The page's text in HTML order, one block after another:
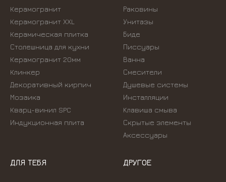
Керамогранит
Керамогранит XXL
Керамическая плитка
Столешница для кухни
Керамогранит 20мм
Клинкер
Декоративный кирпич
Мозаика
Кварц-винил SPC
Индукционная плита
Раковины
Унитазы
Биде
Писсуары
Ванна
Смесители
Душевые системы
Инсталляции
Kлавиша смыва
Скрытые элементы
Аксессуары
ДЛЯ ТЕБЯ ДРУГОЕ